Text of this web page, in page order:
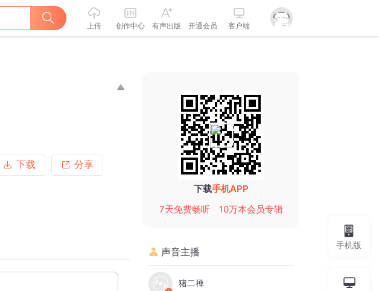
上传 创作中心 有声出版 开通会员 客户端
下载 分享
下载手机APP
7天免费畅听
10万本会员专辑
声音主播
猪二禅
手机版